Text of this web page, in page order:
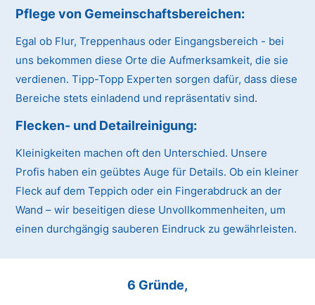
Pflege von Gemeinschaftsbereichen:
Egal ob Flur, Treppenhaus oder Eingangsbereich - bei
uns bekommen diese Orte die Aufmerksamkeit, die sie
verdienen. Tipp-Topp Experten sorgen dafür, dass diese
Bereiche stets einladend und repräsentativ sind.
Flecken- und Detailreinigung:
Kleinigkeiten machen oft den Unterschied. Unsere
Profis haben ein geübtes Auge für Details. Ob ein kleiner
Fleck auf dem Teppich oder ein Fingerabdruck an der
Wand – wir beseitigen diese Unvollkommenheiten, um
einen durchgängig sauberen Eindruck zu gewährleisten.
6 Gründe,